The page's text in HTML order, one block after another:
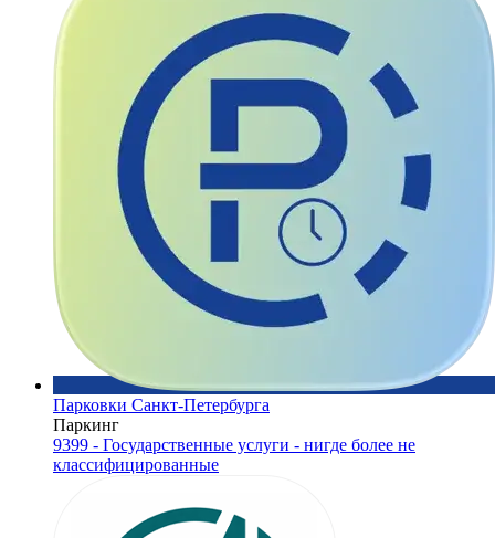
Парковки Санкт-Петербурга
Паркинг
9399 - Государственные услуги - нигде более не
классифицированные